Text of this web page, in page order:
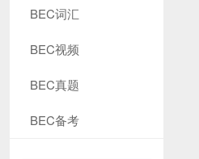
BEC词汇
BEC视频
BEC真题
BEC备考